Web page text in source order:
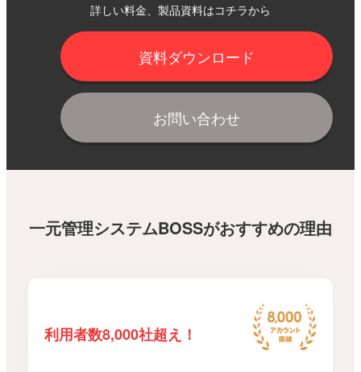
詳しい料金、製品資料はコチラから
資料ダウンロード
お問い合わせ
一元管理システムBOSSがおすすめの理由
利用者数8,000社超え！